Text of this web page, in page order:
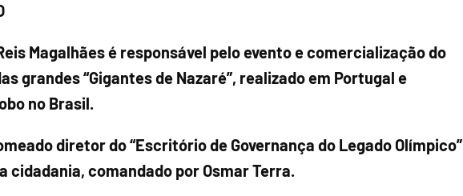
Magalhães é responsável pelo evento e comercialização do
grandes “Gigantes de Nazaré”, realizado em Portugal e
no Brasil.
diretor do “Escritório de Governança do Legado Olímpico”
cidadania, comandado por Osmar Terra.